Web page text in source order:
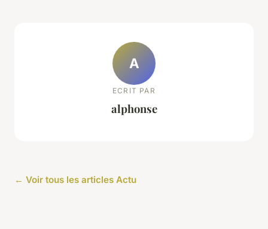
A
ECRIT PAR
alphonse
← Voir tous les articles Actu